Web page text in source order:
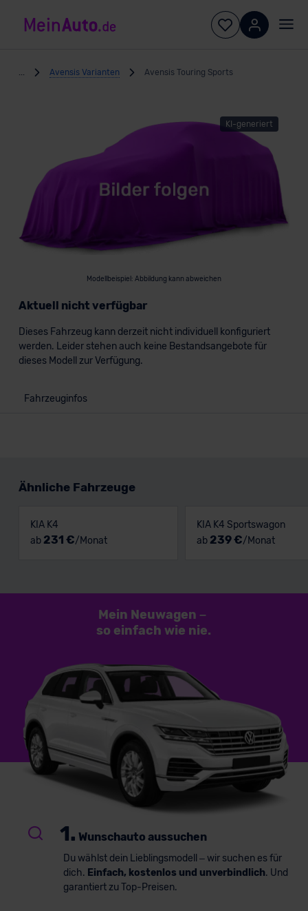
Avensis Varianten Avensis Touring Sports
KI-generiert
Modellbeispiel: Abbildung kann abweichen
Aktuell nicht verfügbar
Dieses Fahrzeug kann derzeit nicht individuell konfiguriert
werden. Leider stehen auch keine Bestandsangebote für
dieses Modell zur Verfügung.
Fahrzeuginfos
Ähnliche Fahrzeuge
KIA K4
ab 231 €/Monat
KIA K4 Sportswagon
ab 239 €/Monat
Mein Neuwagen –
so einfach wie nie.
1. Wunschauto aussuchen
Du wählst dein Lieblingsmodell – wir suchen es für
dich. Einfach, kostenlos und unverbindlich. Und
garantiert zu Top-Preisen.